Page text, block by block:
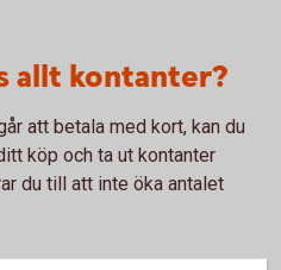
allt kontanter?
att betala med kort, kan du
köp och ta ut kontanter
du till att inte öka antalet